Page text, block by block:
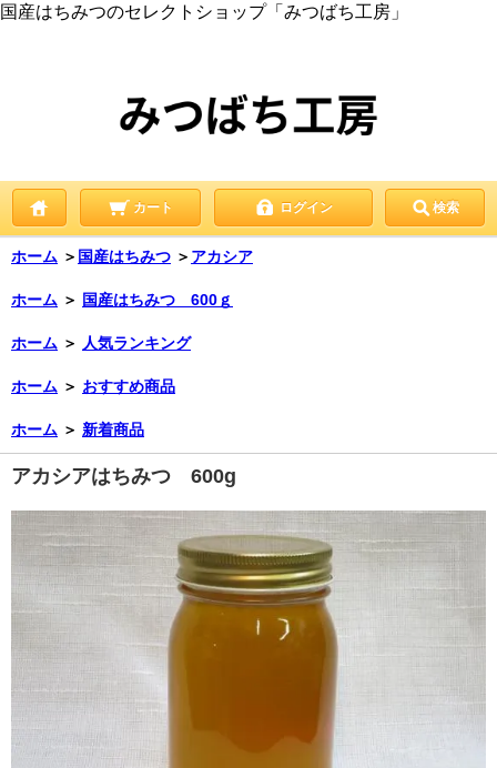
国産はちみつのセレクトショップ「みつばち工房」
カート ログイン 検索
ホーム ＞ 国産はちみつ ＞ アカシア
ホーム ＞ 国産はちみつ 600ｇ
ホーム ＞ 人気ランキング
ホーム ＞ おすすめ商品
ホーム ＞ 新着商品
アカシアはちみつ 600g